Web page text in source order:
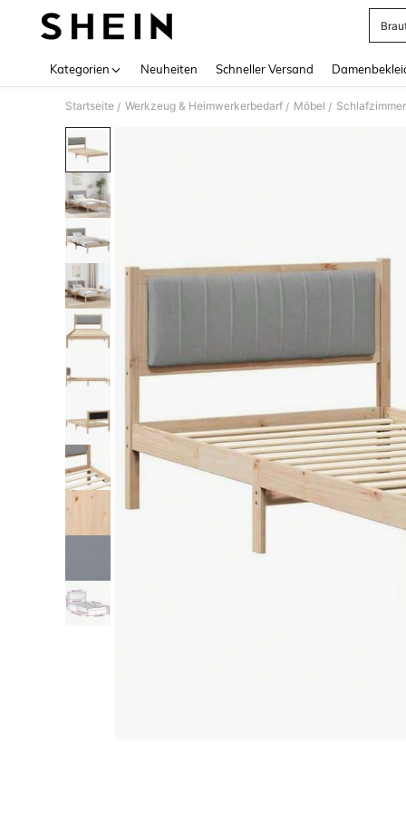
Kategorien Neuheiten Schneller Versand
Startseite / Werkzeug & Heimwerkerbedarf / Möbel /